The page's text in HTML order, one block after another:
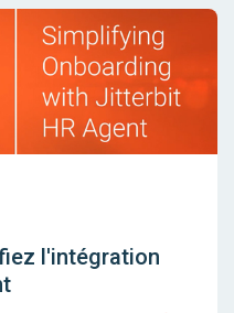
l'intégration